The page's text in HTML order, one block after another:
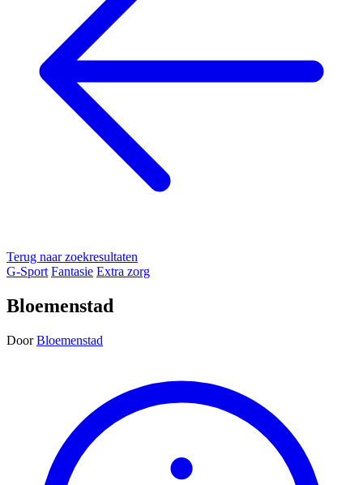
Terug naar zoekresultaten
G-Sport Fantasie Extra zorg
Bloemenstad
Door Bloemenstad